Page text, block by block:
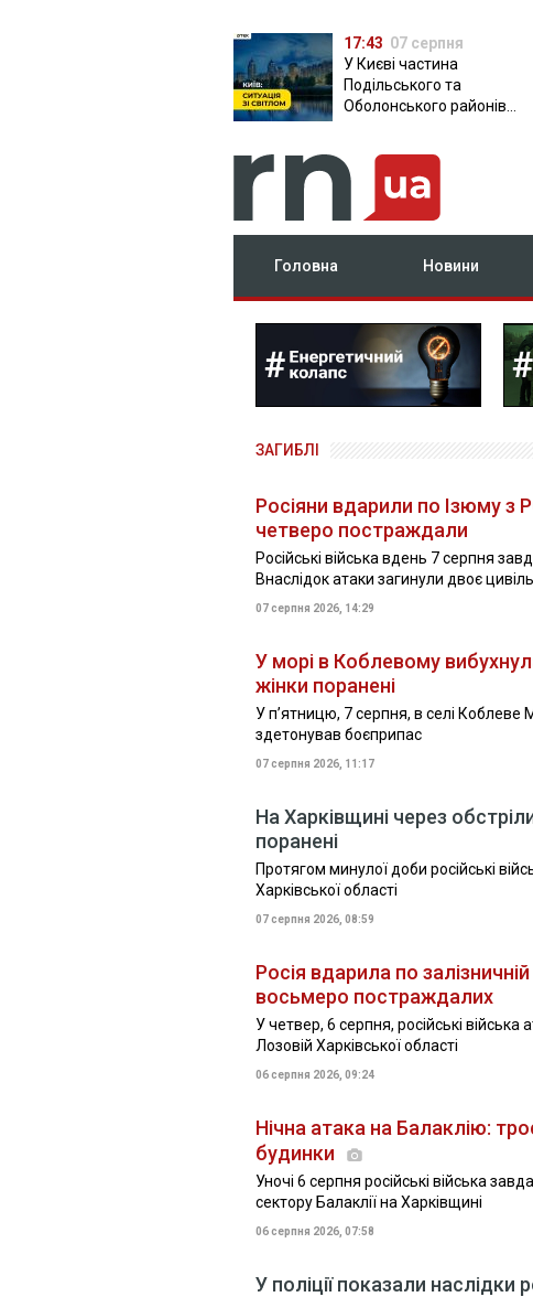
17:43 07 серпня
У Києві частина
Подільського та
Оболонського районів
Головна Новини
ЗАГИБЛІ
Росіяни вдарили по Ізюму
четверо постраждали
Російські війська вдень 7 серпня
Внаслідок атаки загинули двоє
07 серпня 2026, 14:29
У морі в Коблевому
жінки поранені
У пʼятницю, 7 серпня, в селі Коблеве
здетонував боєприпас
07 серпня 2026, 11:17
На Харківщині через
поранені
Протягом минулої доби російські
Харківської області
07 серпня 2026, 08:59
Росія вдарила по
восьмеро постраждалих
У четвер, 6 серпня, російські
Лозовій Харківської області
06 серпня 2026, 09:24
Нічна атака на Балаклію:
будинки
Уночі 6 серпня російські війська
сектору Балаклії на Харківщині
06 серпня 2026, 07:58
У поліції показали